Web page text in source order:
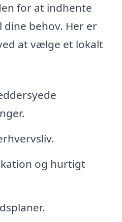
for at indhente
behov. Her er
at vælge et lokalt
og hurtigt